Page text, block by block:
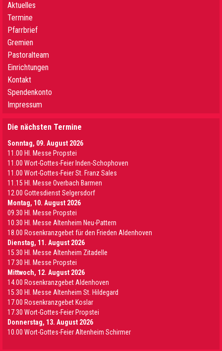
Aktuelles
Termine
Pfarrbrief
Gremien
Pastoralteam
Einrichtungen
Kontakt
Spendenkonto
Impressum
Die nächsten Termine
Sonntag, 09. August 2026
11.00 Hl. Messe Propstei
11.00 Wort-Gottes-Feier Inden-Schophoven
11.00 Wort-Gottes-Feier St. Franz Sales
11.15 Hl. Messe Overbach Barmen
12.00 Gottesdienst Selgersdorf
Montag, 10. August 2026
09.30 Hl. Messe Propstei
10.30 Hl. Messe Altenheim Neu-Pattern
18.00 Rosenkranzgebet für den Frieden Aldenhoven
Dienstag, 11. August 2026
15.30 Hl. Messe Altenheim Zitadelle
17.30 Hl. Messe Propstei
Mittwoch, 12. August 2026
14.00 Rosenkranzgebet Aldenhoven
15.30 Hl. Messe Altenheim St. Hildegard
17.00 Rosenkranzgebet Koslar
17.30 Wort-Gottes-Feier Propstei
Donnerstag, 13. August 2026
10.00 Wort-Gottes-Feier Altenheim Schirmer